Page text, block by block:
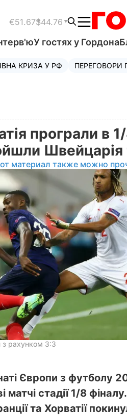
€51.67$44.76
У гостях у Гордона
КРИЗА У РФ ПЕРЕГОВОРИ
програли в
Швейцарія
материал также можно
з рахунком 3:3
Європи з футболу
матчі стадії 1/8
та Хорватії